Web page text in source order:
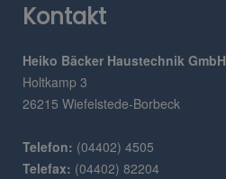
Kontakt
Heiko Bäcker Haustechnik GmbH
Holtkamp 3
26215 Wiefelstede-Borbeck
Telefon: (04402) 4505
Telefax: (04402) 82204